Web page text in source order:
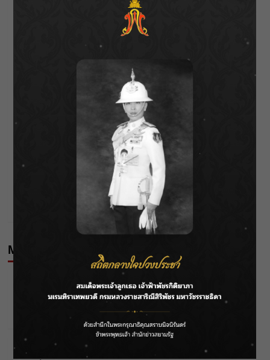
BlackBlood
See author's posts
“ใบเฟิร์น” ตอบชัดสถานะชัดเจน
“ปราง กัญญ์ณรัณ” เปิดลิสต์อาหารที่แพ้ 42 อย่าง
More StoriesEditor's Picks
นัตตี้” ยอมรับชีวิตไอดอลไม่ง่าย 10 ปีที่ต้องสู้จนมีวัน
ของตัวเอง!
Editor's Picks
“เป็กกี้ ศรีธัญญา” ไม่เข็ดกับความรัก !! แม้จะมีรักครั้ง